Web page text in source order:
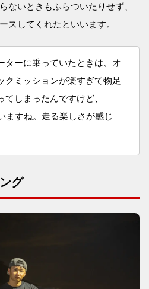
ないときもふらついたりせず、
スしてくれたといいます。
ターに乗っていたときは、オ
クミッションが楽すぎて物足
てしまったんですけど、
ますね。走る楽しさが感じ
グ